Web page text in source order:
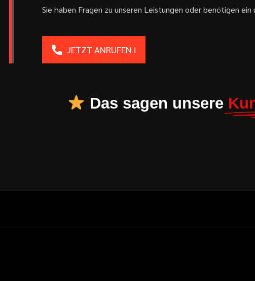
Sie haben Fragen zu unseren Leistungen oder benötigen
JETZT ANRUFEN !
Das sagen unsere